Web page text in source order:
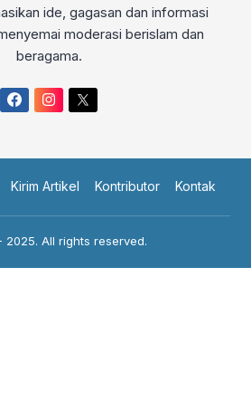
ide, gagasan dan informasi
moderasi berislam dan
beragama.
Kirim Artikel Kontributor Kontak
All rights reserved.